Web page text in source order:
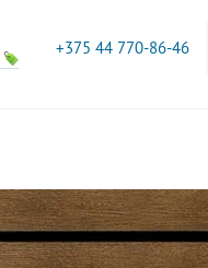
+375 44 770-86-46